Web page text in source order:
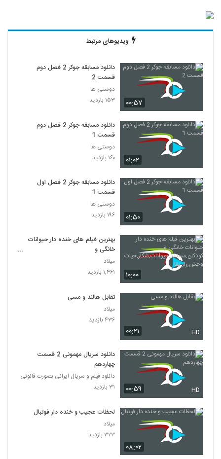
ویدیوهای مرتبط
۰۰:۵۷
دانلود مسابقه جوکر 2 فصل دوم
قسمت 2
دوستی ها
۱۵۳ بازدید
۰۱:۰۲
دانلود مسابقه جوکر 2 فصل دوم
قسمت 1
دوستی ها
۱۶۰ بازدید
۰۱:۵۰
دانلود مسابقه جوکر 2 فصل اول
قسمت 1
دوستی ها
۱۹۶ بازدید
۱۰:۰۰
بهترین فیلم های خنده دار حیوانات
خانگی و
کودکان,مستند,حیوانات,شکار,حیات
وحش,راز بقا
میلاد
۱,۴۶۱ بازدید
۰۰:۲۱ HD
تقابل هالند و مسی
میلاد
۴۳۶ بازدید
۰۰:۵۹ HD
دانلود سریال مهمونی 2 قسمت
چهاردهم
دانلود فیلم و سریال ایرانی بصورت قانونی
۳۱ بازدید
۰۸:۰۲
لحظات عجیب و خنده دار فوتبال
میلاد
۳۲۳ بازدید